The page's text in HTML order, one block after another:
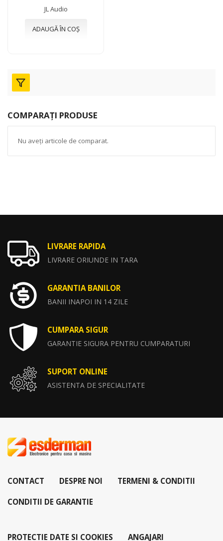
JL Audio
ADAUGĂ ÎN COȘ
COMPARAȚI PRODUSE
Nu aveți articole de comparat.
LIVRARE RAPIDA
LIVRARE ORIUNDE IN TARA
GARANTIA BANILOR
BANII INAPOI IN 14 ZILE
CUMPARA SIGUR
GARANTIE SIGURA PENTRU CUMPARATURI
SUPORT ONLINE
ASISTENTA DE SPECIALITATE
CONTACT DESPRE NOI TERMENI & CONDITII
CONDITII DE GARANTIE
PROTECTIE DATE SI COOKIES ANGAJARI